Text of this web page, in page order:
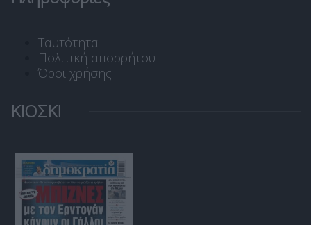
Ταυτότητα
Πολιτική απορρήτου
Όροι χρήσης
ΚΙΟΣΚΙ